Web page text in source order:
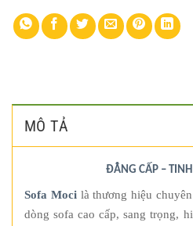
MÔ TẢ
ĐẲNG CẤP – TINH
Sofa Mocilà thương hiệu
dòng sofa cao cấp, sang trọng,